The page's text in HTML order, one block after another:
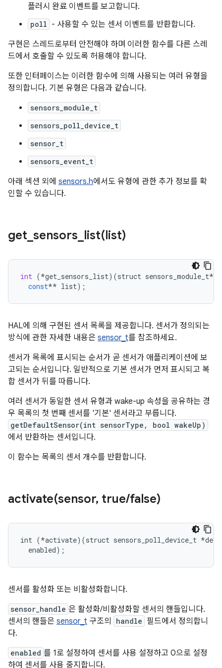
플러시 완료 이벤트를 보고합니다.
poll - 사용할 수 있는 센서 이벤트를 반환합니다.
구현은 스레드로부터 안전해야 하며 이러한 함수를 다른 스레
드에서 호출할 수 있도록 허용해야 합니다.
또한 인터페이스는 이러한 함수에 의해 사용되는 여러 유형을
정의합니다. 기본 유형은 다음과 같습니다.
sensors_module_t
sensors_poll_device_t
sensor_t
sensors_event_t
아래 섹션 외에 sensors.h에서도 유형에 관한 추가 정보를 확
인할 수 있습니다.
get_sensors_list(list)
int (*get_sensors_list)(struct sensors_module_t*
const** list);
HAL에 의해 구현된 센서 목록을 제공합니다. 센서가 정의되는
방식에 관한 자세한 내용은 sensor_t를 참조하세요.
센서가 목록에 표시되는 순서가 곧 센서가 애플리케이션에 보
고되는 순서입니다. 일반적으로 기본 센서가 먼저 표시되고 복
합 센서가 뒤를 따릅니다.
여러 센서가 동일한 센서 유형과 wake-up 속성을 공유하는 경
우 목록의 첫 번째 센서를 '기본' 센서라고 부릅니다.
getDefaultSensor(int sensorType, bool wakeUp)
에서 반환하는 센서입니다.
이 함수는 목록의 센서 개수를 반환합니다.
activate(sensor, true/false)
int (*activate)(struct sensors_poll_device_t
  enabled);
센서를 활성화 또는 비활성화합니다.
sensor_handle 은 활성화/비활성화할 센서의 핸들입니다.
센서의 핸들은 sensor_t 구조의 handle 필드에서 정의합니
다.
enabled 를 1로 설정하여 센서를 사용 설정하고 0으로 설정
하여 센서를 사용 중지합니다.